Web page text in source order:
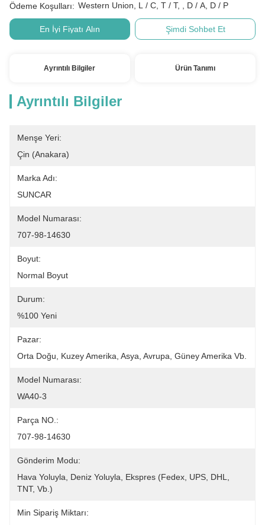
Ödeme Koşulları: Western Union, L / C, T / T, , D / A, D / P
En İyi Fiyatı Alın Şimdi Sohbet Et
Ayrıntılı Bilgiler Ürün Tanımı
Ayrıntılı Bilgiler
Menşe Yeri:
Çin (Anakara)
Marka Adı:
SUNCAR
Model Numarası:
707-98-14630
Boyut:
Normal Boyut
Durum:
%100 Yeni
Pazar:
Orta Doğu, Kuzey Amerika, Asya, Avrupa, Güney Amerika Vb.
Model Numarası:
WA40-3
Parça NO.:
707-98-14630
Gönderim Modu:
Hava Yoluyla, Deniz Yoluyla, Ekspres (Fedex, UPS, DHL,
TNT, Vb.)
Min Sipariş Miktarı: